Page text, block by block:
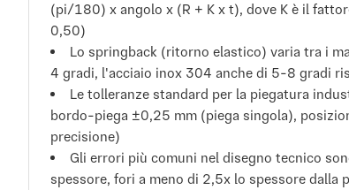
(pi/180) x angolo x (R + K x t), dove K è il
0,50)
Lo springback (ritorno elastico) varia tra i
4 gradi, l'acciaio inox 304 anche di 5-8 gradi
Le tolleranze standard per la piegatura
bordo-piega ±0,25 mm (piega singola),
precisione)
Gli errori più comuni nel disegno tecnico
spessore, fori a meno di 2,5x lo spessore dalla